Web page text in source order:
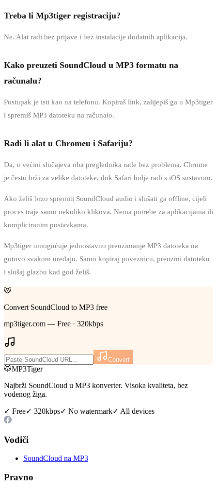
Treba li Mp3tiger registraciju?
Ne. Alat radi bez prijave i bez instalacije dodatnih aplikacija.
Kako preuzeti SoundCloud u MP3 formatu na
računalu?
Postupak je isti kao na telefonu. Kopiraš link, zalijepiš ga u Mp3tiger
i spremiš MP3 datoteku na računalo.
Radi li alat u Chromeu i Safariju?
Da, u većini slučajeva oba preglednika rade bez problema. Chrome
je često brži za velike datoteke, dok Safari bolje radi s iOS sustavom.
Ako želiš brzo spremiti SoundCloud audio i slušati ga offline, cijeli
proces traje samo nekoliko klikova. Nema potrebe za aplikacijama ili
kompliciranim postavkama.
Mp3tiger omogućuje jednostavno preuzimanje MP3 datoteka na
gotovo svakom uređaju. Samo kopiraj poveznicu, preuzmi datoteku
i slušaj glazbu kad god želiš.
🐯
Convert SoundCloud to MP3 free
mp3tiger.com — Free · 320kbps
Convert
🐯MP3Tiger
Najbrži SoundCloud u MP3 konverter. Visoka kvaliteta, bez
vodenog žiga.
✓ Free✓ 320kbps✓ No watermark✓ All devices
Vodiči
SoundCloud na MP3
Pravno